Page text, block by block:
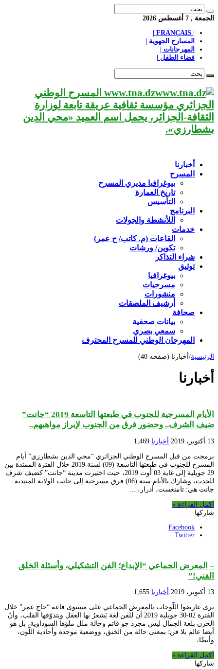
الجمعة , 7 أغسطس 2026
المسارح الجهوية |
المهرجانات |
فضاء الطفل |
www.tna.dz المسرح الوطني
الجزائري مؤسسة ثقافية عريقة تابعة لوزارة
الثقافة-الجزائر، يحمل اسم العميد «محي الدين
بشطارزي».
أخبارنا
المسرح
بيوغرافيا مديري المسرح
تاريخ العمارة
التأسيس
البرنامج
اللأنشطة والجولات
خدمات
القاعات (م. كاتب/ ح عمر)
تكوين/ ورشات
شراء التذاكر
توثيق
بيوغرافيا
مسرحيات
منشورات
أرشيف الملصقات
صحافة
بيانات صحفية
سمعي بصري
المهرجان الوطني للمسرح المحترف
الرئيسية/ أخبارنا (صفحه 40)
أخبارنا
الأيام المسرحية للجنوب في طبعتها التاسعة 2019 “جانت”
ضيف الشرف.. وحضور فرق من الجنوب لإبراز مواهبهم..
13 أكتوبر، 2019 أخبارنا 1,469
برمجت من قبل المسرح الوطني الجزائري “محي الدين بشطارزي” أيام
المسرح للجنوب في طبعتها التاسعة (09) لسنة 2019 خلال الفترة الممتدة بين
29 جويلية إلى غاية 03 أوت 2019، حيث اختيرت مدينة “جانت” كضيف شرف
للحدث، وشارك بالأيام ستة (06) فرق مسرحية إلى جانب الولاية المنتدبة
جانت هي: تامنغست، أدرار، …
أكمل القراءة »
شاركها
Facebook
Twitter
– المعرض الجماعي “الإبداع؛ الفن التشكيلي، وأسئلة الخلق
الفني!”
13 أكتوبر، 2019 أخبارنا 1,655
يرى عارضوا اللّوحات بالمعرض الجماعي على مستوى قاعة “حاج عمر” خلال
الفترة 02-30 جويلية 2019 أن للفن لغة يَشعرُ بها العقل ويتذوّقها القلب، وأنّ
الحزن بلغة الجمال ليس مجرد جو قاتم وحالة ملل ملؤها السوداوية، بل هو
أيضا عالم بلا فن؛ بمعنى حالة من الخنق، ووضعية موحدة وأحادية اللّون،
وأيضًا، …
أكمل القراءة »
شاركها